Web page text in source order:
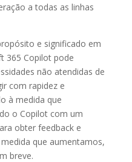
a todas as linhas
e significado em
365 Copilot pode
não atendidas de
com rapidez e
à medida que
o Copilot com um
obter feedback e
que aumentamos,
breve.